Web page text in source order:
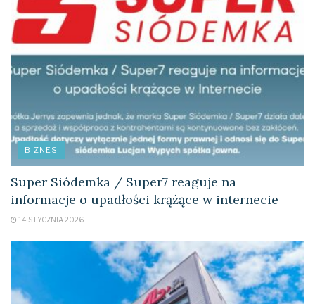
BIZNES
Super Siódemka / Super7 reaguje na
informacje o upadłości krążące w internecie
14 STYCZNIA 2026